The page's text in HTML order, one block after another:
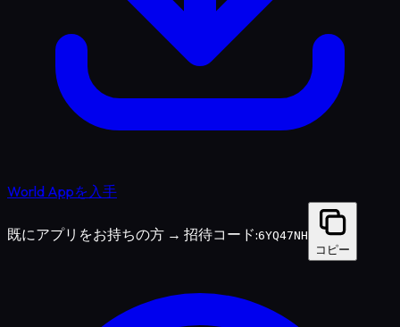
World Appを入手
既にアプリをお持ちの方 → 招待コード:6YQ47NH
コピー